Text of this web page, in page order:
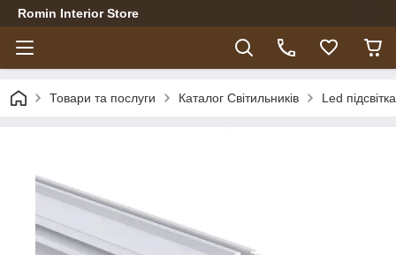
Romin Interior Store
Товари та послуги Каталог Світильників Led